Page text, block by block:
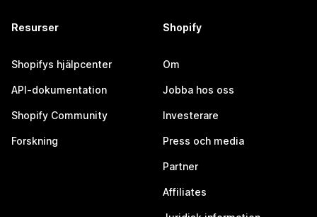
Resurser
Shopifys hjälpcenter
API-dokumentation
Shopify Community
Forskning
Shopify
Om
Jobba hos oss
Investerare
Press och media
Partner
Affiliates